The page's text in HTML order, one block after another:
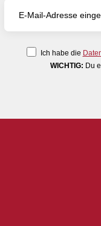
Ich habe die
WICHTIG: Du